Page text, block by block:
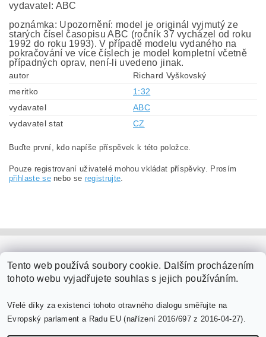
vydavatel: ABC
poznámka: Upozornění: model je originál vyjmutý ze
starých čísel časopisu ABC (ročník 37 vycházel od roku
1992 do roku 1993). V případě modelu vydaného na
pokračování ve více číslech je model kompletní včetně
případných oprav, není-li uvedeno jinak.
autor
Richard Vyškovský
meritko
1:32
vydavatel
ABC
vydavatel stat
CZ
Buďte první, kdo napíše příspěvek k této položce.
Pouze registrovaní uživatelé mohou vkládat příspěvky. Prosím
přihlaste senebo se registrujte.
Tento web používá soubory cookie. Dalším procházením
tohoto webu vyjadřujete souhlas s jejich používáním.
Vřelé díky za existenci tohoto otravného dialogu směřujte na
Evropský parlament a Radu EU (nařízení 2016/697 z 2016-04-27).